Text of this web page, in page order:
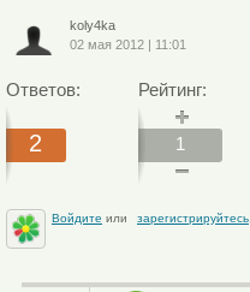
koly4ka
02 мая 2012| 11:01
Ответов:
2
Рейтинг:
1
Войдите или зарегистрируйтесь